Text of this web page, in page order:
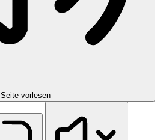
Seite vorlesen